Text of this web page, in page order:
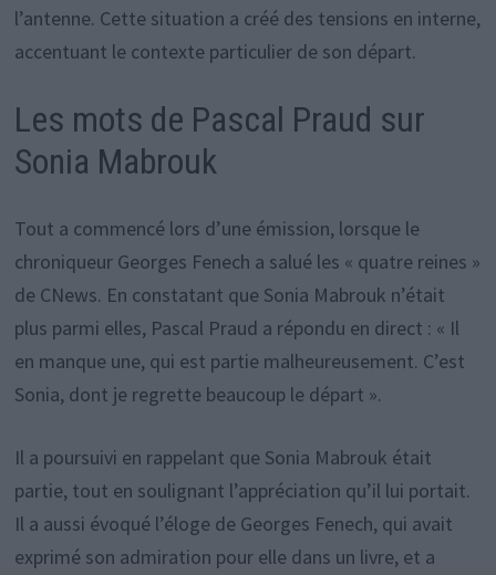
l’antenne. Cette situation a créé des tensions en interne,
accentuant le contexte particulier de son départ.
Les mots de Pascal Praud sur
Sonia Mabrouk
Tout a commencé lors d’une émission, lorsque le
chroniqueur Georges Fenech a salué les « quatre reines »
de CNews. En constatant que Sonia Mabrouk n’était
plus parmi elles, Pascal Praud a répondu en direct : « Il
en manque une, qui est partie malheureusement. C’est
Sonia, dont je regrette beaucoup le départ ».
Il a poursuivi en rappelant que Sonia Mabrouk était
partie, tout en soulignant l’appréciation qu’il lui portait.
Il a aussi évoqué l’éloge de Georges Fenech, qui avait
exprimé son admiration pour elle dans un livre, et a